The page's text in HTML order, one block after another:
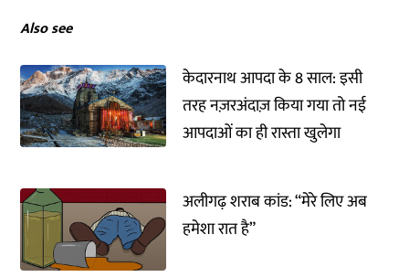
Also see
केदारनाथ आपदा के 8 साल: इसी
तरह नज़रअंदाज़ किया गया तो नई
आपदाओं का ही रास्ता खुलेगा
अलीगढ़ शराब कांड: “मेरे लिए अब
हमेशा रात है”